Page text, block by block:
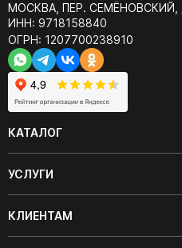
МОСКВА, ПЕР. СЕМЁНОВСКИЙ,
ИНН: 9718158840
ОГРН: 1207700238910
КАТАЛОГ
УСЛУГИ
КЛИЕНТАМ